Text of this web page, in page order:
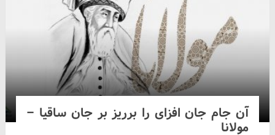
آن جام جان افزای را برریز بر جان ساقیا –
مولانا